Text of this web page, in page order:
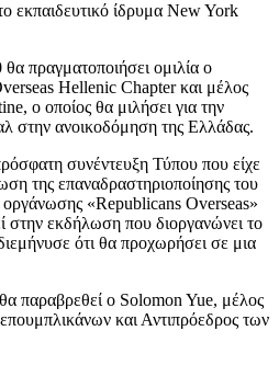
εκπαιδευτικό ίδρυμα New York
θα πραγματοποιήσει ομιλία ο
Hellenic Chapter και μέλος
ο οποίος θα μιλήσει για την
στην ανοικοδόμηση της Ελλάδας.
συνέντευξη Τύπου που είχε
της επαναδραστηριοποίησης του
οργάνωσης «Republicans Overseas»
στην εκδήλωση που διοργανώνει το
ότι θα προχωρήσει σε μια
παραβρεθεί ο Solomon Yue, μέλος
και Αντιπρόεδρος των